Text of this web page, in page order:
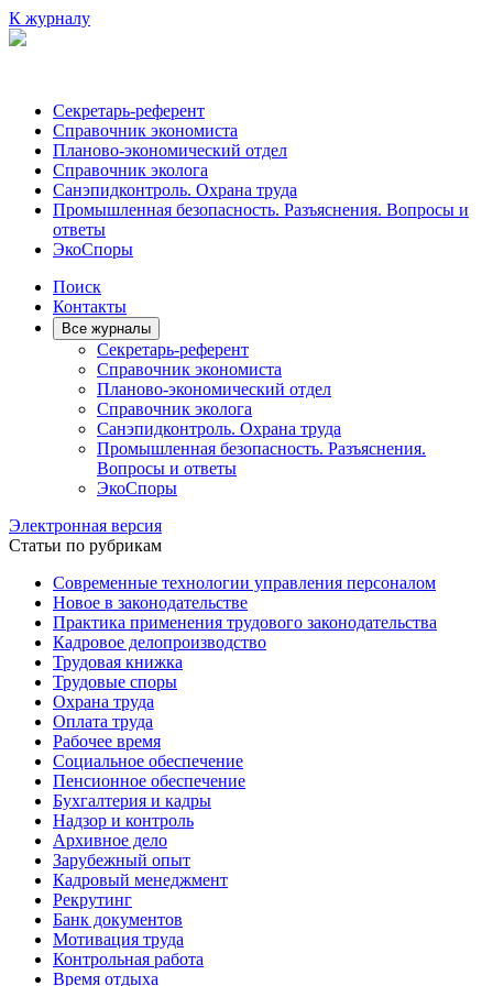
К журналу
Секретарь-референт
Справочник экономиста
Планово-экономический отдел
Справочник эколога
Санэпидконтроль. Охрана труда
Промышленная безопасность. Разъяснения. Вопросы и
ответы
ЭкоСпоры
Поиск
Контакты
Все журналы
Секретарь-референт
Справочник экономиста
Планово-экономический отдел
Справочник эколога
Санэпидконтроль. Охрана труда
Промышленная безопасность. Разъяснения.
Вопросы и ответы
ЭкоСпоры
Электронная версия
Статьи по рубрикам
Современные технологии управления персоналом
Новое в законодательстве
Практика применения трудового законодательства
Кадровое делопроизводство
Трудовая книжка
Трудовые споры
Охрана труда
Оплата труда
Рабочее время
Социальное обеспечение
Пенсионное обеспечение
Бухгалтерия и кадры
Надзор и контроль
Архивное дело
Зарубежный опыт
Кадровый менеджмент
Рекрутинг
Банк документов
Мотивация труда
Контрольная работа
Время отдыха